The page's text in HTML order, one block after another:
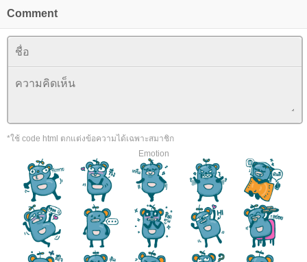
Comment
*ใช้ code html ตกแต่งข้อความได้เฉพาะสมาชิก
Emotion